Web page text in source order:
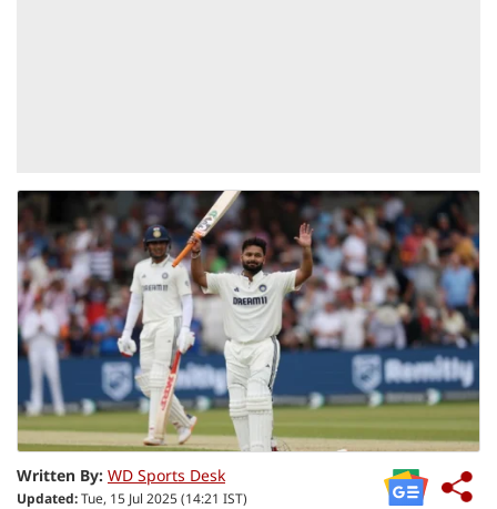
Written By: WD Sports Desk
Updated:Tue, 15 Jul 2025 (14:21 IST)